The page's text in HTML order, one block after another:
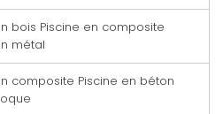
bois Piscine en composite
métal
composite Piscine en béton